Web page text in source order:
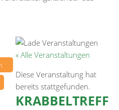
« Alle Veranstaltungen
Diese Veranstaltung hat
bereits stattgefunden.
KRABBELTREFF